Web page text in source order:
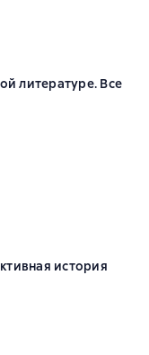
литературе. Все
на основе 14 оценок
история
основе 1 оценок